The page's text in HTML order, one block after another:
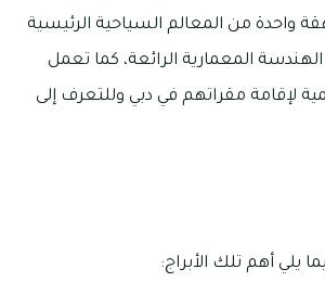
واحدة من المعالم السياحية الرئيسية
المعمارية الرائعة، كما تعمل
لإقامة مقراتهم في دبي وللتعرف إلى
يلي أهم تلك الأبراج: